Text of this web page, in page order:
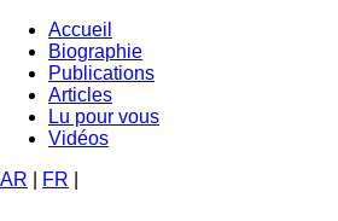
Aller
contenu
principal
Navigation
principale
Accueil
Biographie
Publications
Articles
Lu pour vous
Vidéos
AR
FR